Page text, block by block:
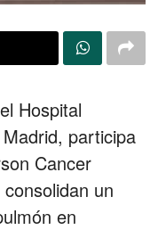
Hospital
participa
Cancer
un
en